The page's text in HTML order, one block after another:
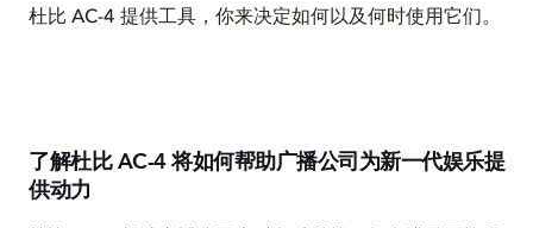
杜比 AC-4 提供工具，你来决定如何以及何时使用它们。
了解杜比 AC-4 将如何帮助广播公司为新一代娱乐提
供动力